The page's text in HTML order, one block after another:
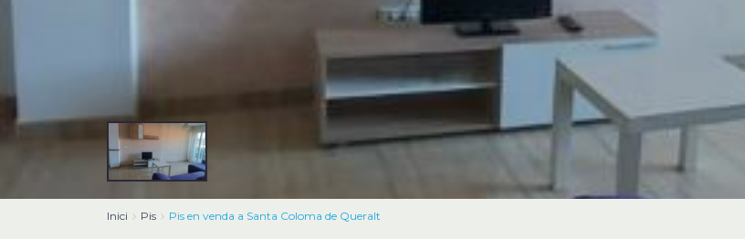
Inici Pis Pis en venda a Santa Coloma de Queralt